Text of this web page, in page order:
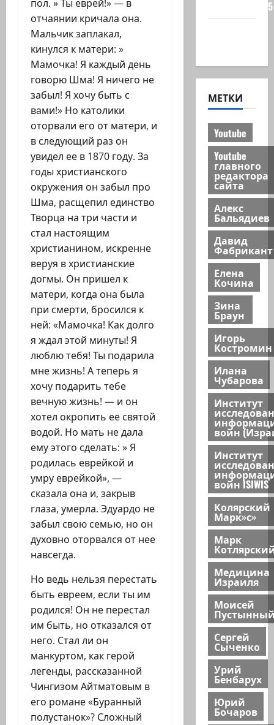
пол. » Ты еврей!» — в
отчаянии кричала она.
Мальчик заплакал,
кинулся к матери: »
Мамочка! Я каждый день
говорю Шма! Я ничего не
забыл! Я хочу быть с
вами!» Но католики
оторвали его от матери, и
в следующий раз он
увидел ее в 1870 году. За
годы христианского
окружения он забыл про
Шма, расщепил единство
Творца на три части и
стал настоящим
христианином, искренне
веруя в христианские
догмы. Он пришел к
матери, когда она была
при смерти, бросился к
ней: «Мамочка! Как долго
я ждал этой минуты! Я
люблю тебя! Ты подарила
мне жизнь! А теперь я
хочу подарить тебе
вечную жизнь! — и он
хотел окропить ее святой
водой. Но мать не дала
ему этого сделать: » Я
родилась еврейкой и
умру еврейкой», —
сказала она и, закрыв
глаза, умерла. Эдуардо не
забыл свою семью, но он
духовно оторвался от нее
навсегда.
Но ведь нельзя перестать
быть евреем, если ты им
родился! Он не перестал
им быть, но отказался от
него. Стал ли он
манкуртом, как герой
легенды, рассказанной
Чингизом Айтматовым в
его романе «Буранный
полустанок»? Сложный
сайта 2025
МЕТКИ
Youtube
Youtube
главного
редактора
сайта
Алекс
Бальядиев
Давид
Фабрикант
Елена
Кочина
Зина
Браун
Игорь
Костромин
Илана
Чубарова
Институт
войн
Институт
войн ISIWIS
Колярский
Марк»с»
Марк
Медицина
Израиля
Моисей
Сергей
Сыченко
Урий
Бенбарух
Юрий
Бочаров